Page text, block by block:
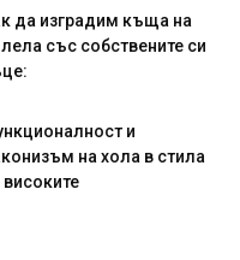
да изградим къща на
със собствените си
и
на хола в стила
високите